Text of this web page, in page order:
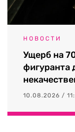
НОВОСТИ
Ущерб на
фигуранта
10.08.2026 /